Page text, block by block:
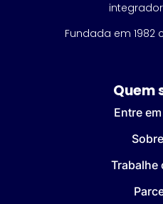
Fundada em
Quem
Entre
Trabalhe